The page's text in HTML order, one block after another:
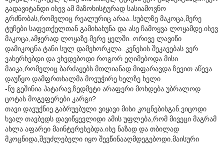
გადავიტანდი ისევ ამ მაზოხისტურად სასიამოვნო
გრძნობას,რომელიც რეალურიც არაა..სუბლზე მაკოცა,მერე
ტუჩები საფეთქელთან გამიხახუნა და ასე ჩამოყვა ლოყამდე.ისევ
მაკოცა,ამჯერად ლოყაზე.მერე ყელში..ორივე ლავიწი
დამიკოცნა.ტანი სულ დამეხორკლა..კვნესის შეკავებას ვერ
ვახერხებდი და ვხვდებოდი როგორ ეღიმებოდა.მისი
მაიკა,რომელიც ბარძაყებს მთლიანად მიფარავდა ზევით აწევა
დაუწყო.დამფრთხალმა მოვუჭირე ხელზე ხელი.
-ნუ გეშინია პატარავ,ზედმეტი არაფერი მოხდება.უბრალოდ
ცოტას მოგეფერები კარგი?
თავი დავუქნიე.გაბრუებული ვიყავი მისი კოცნებისგან.ვიცოდი
ხვალ თავბედს დავიწყევლიდი ამის უფლება,რომ მივეცი მაგრამ
ახლა აფარეი მაინტერესებდა.ისე ნაზად და თბილად
მკოცნიდა,შეუძლებელი იყო შევწინააღმდეგებოდი.მაისური